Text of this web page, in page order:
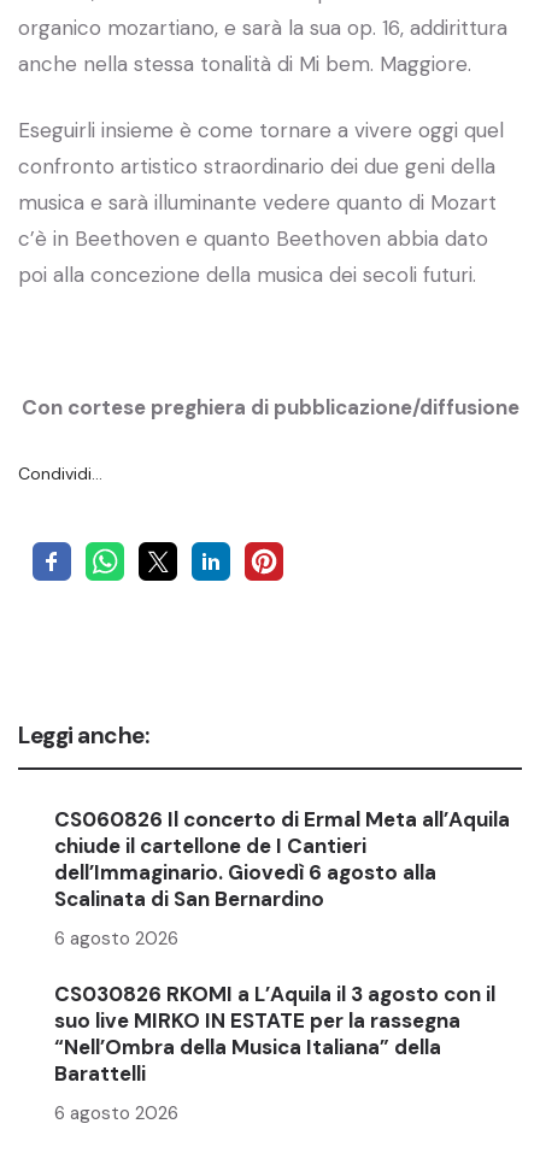
organico mozartiano, e sarà la sua op. 16, addirittura
anche nella stessa tonalità di Mi bem. Maggiore.
Eseguirli insieme è come tornare a vivere oggi quel
confronto artistico straordinario dei due geni della
musica e sarà illuminante vedere quanto di Mozart
c’è in Beethoven e quanto Beethoven abbia dato
poi alla concezione della musica dei secoli futuri.
Con cortese preghiera di pubblicazione/diffusione
Condividi…
Leggi anche:
CS060826 Il concerto di Ermal Meta all’Aquila
chiude il cartellone de I Cantieri
dell’Immaginario. Giovedì 6 agosto alla
Scalinata di San Bernardino
6 agosto 2026
CS030826 RKOMI a L’Aquila il 3 agosto con il
suo live MIRKO IN ESTATE per la rassegna
“Nell’Ombra della Musica Italiana” della
Barattelli
6 agosto 2026